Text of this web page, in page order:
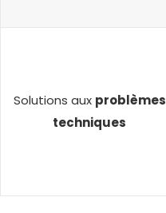
Solutions aux problèmes
techniques